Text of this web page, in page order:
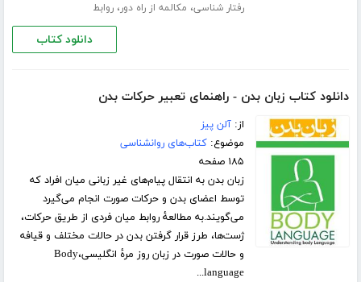
رفتار شناسی، مکالمه از راه دور،روابط
دانلود کتاب
دانلود کتاب زبان بدن - راهنمای تعبیر حرکات بدن
از:آلن پیز
موضوع:کتاب‌های روانشناسی
۱۸۵ صفحه
زبان بدن به انتقال پیام‌های غیر زبانی میان افراد که
توسط اعضای بدن و حرکات صورت انجام می‌گیرد
می‌گویند.به مطالعهٔ روابط میان فردی از طریق حرکات،
ژست‌ها، طرز قرار گرفتن بدن در حالات مختلف و قیافه
و حالات صورت در زبان روز مرهٔ انگلیسی،Body
language...